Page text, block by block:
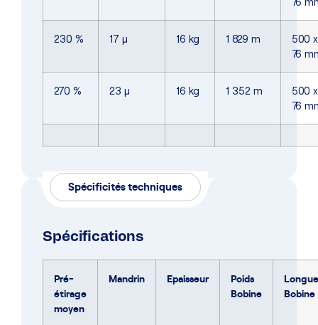
230 % 17 µ 16 kg 1 829 m
500 x
76
270 % 23 µ 16 kg 1 352 m
500 x
76
Spécificités techniques
Spécifications
Pré-
étirage
moyen
Mandrin Epaisseur
Poids
Bobine
Bobine